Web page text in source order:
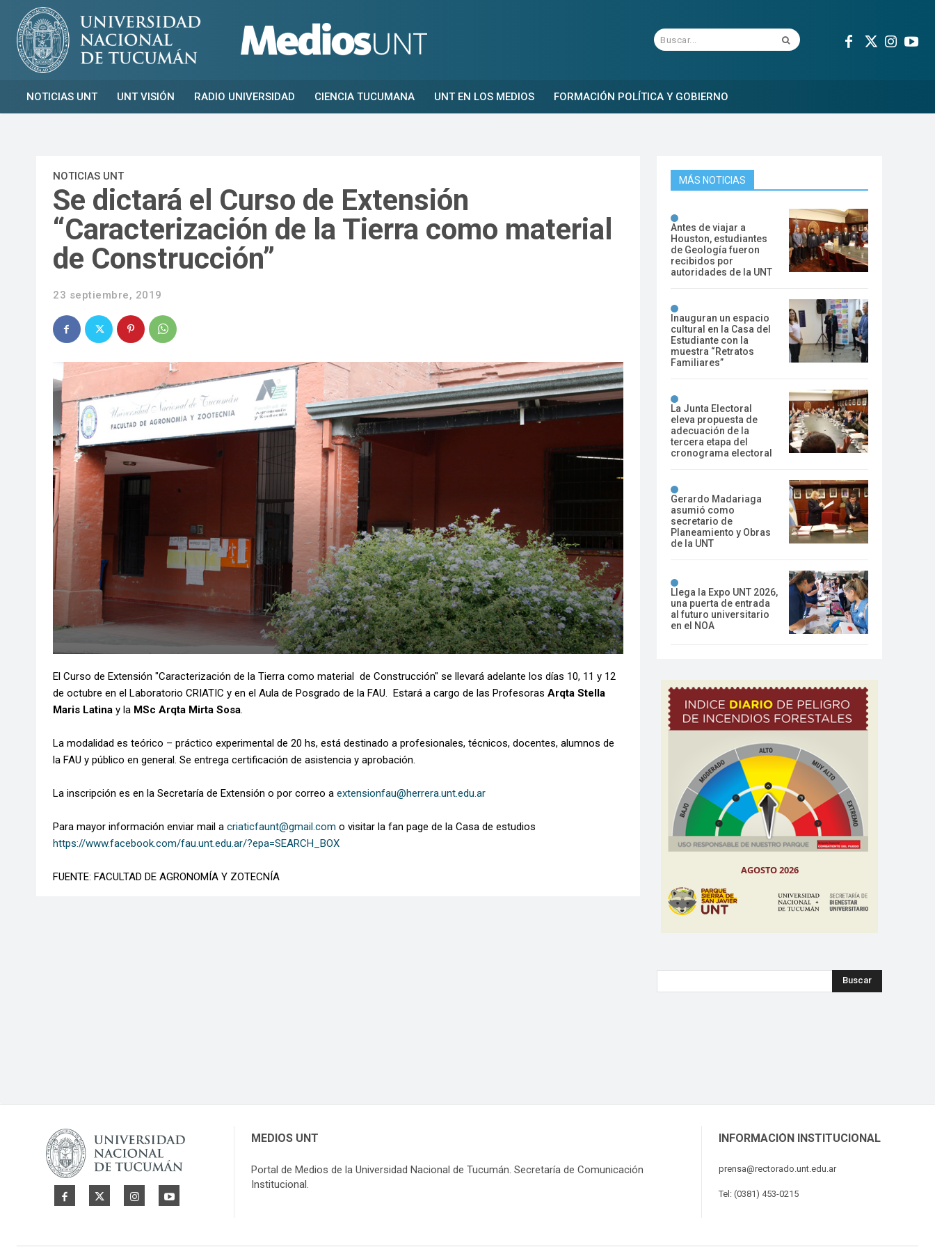
Buscar...
NOTICIAS UNT UNT VISIÓN RADIO UNIVERSIDAD CIENCIA TUCUMANA UNT EN LOS MEDIOS FORMACIÓN POLÍTICA Y GOBIERNO
NOTICIAS UNT
Se dictará el Curso de Extensión
“Caracterización de la Tierra como material
de Construcción”
23 septiembre, 2019
El Curso de Extensión "Caracterización de la Tierra como material de Construcción" se llevará adelante los días 10, 11 y 12
de octubre en el Laboratorio CRIATIC y en el Aula de Posgrado de la FAU. Estará a cargo de las Profesoras Arqta Stella
Maris Latina y la MSc Arqta Mirta Sosa.
La modalidad es teórico – práctico experimental de 20 hs, está destinado a profesionales, técnicos, docentes, alumnos de
la FAU y público en general. Se entrega certificación de asistencia y aprobación.
La inscripción es en la Secretaría de Extensión o por correo a extensionfau@herrera.unt.edu.ar
Para mayor información enviar mail a criaticfaunt@gmail.com o visitar la fan page de la Casa de estudios
https://www.facebook.com/fau.unt.edu.ar/?epa=SEARCH_BOX
FUENTE: FACULTAD DE AGRONOMÍA Y ZOTECNÍA
MÁS NOTICIAS
Antes de viajar a
Houston, estudiantes
de Geología fueron
recibidos por
autoridades de la UNT
Inauguran un espacio
cultural en la Casa del
Estudiante con la
muestra “Retratos
Familiares”
La Junta Electoral
eleva propuesta de
adecuación de la
tercera etapa del
cronograma electoral
Gerardo Madariaga
asumió como
secretario de
Planeamiento y Obras
de la UNT
Llega la Expo UNT 2026,
una puerta de entrada
al futuro universitario
en el NOA
Buscar
MEDIOS UNT
Portal de Medios de la Universidad Nacional de Tucumán. Secretaría de Comunicación
Institucional.
INFORMACIÓN INSTITUCIONAL
prensa@rectorado.unt.edu.ar
Tel: (0381) 453-0215